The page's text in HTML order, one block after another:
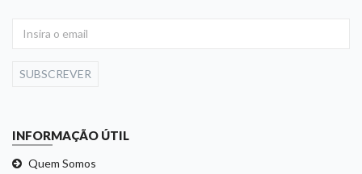
SUBSCREVER
INFORMAÇÃO ÚTIL
Quem Somos